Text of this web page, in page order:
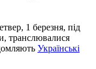
1 березня, під
транслювалися
Українські